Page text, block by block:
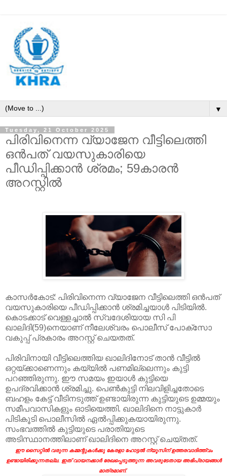
▼
Tuesday, 21 October 2025
പിരിവിനെന്ന വ്യാജേന വീട്ടിലെത്തി
ഒൻപത് വയസുകാരിയെ
പീഡിപ്പിക്കാൻ ശ്രമം; 59കാരൻ
അറസ്റ്റിൽ
കാസര്‍കോട്: പിരിവിനെന്ന വ്യാജേന വീട്ടിലെത്തി ഒന്‍പത്
വയസുകാരിയെ പീഡിപ്പിക്കാന്‍ ശ്രമിച്ചയാള്‍ പിടിയില്‍.
കൊടക്കാട് വെള്ളച്ചാല്‍ സ്വദേശിയായ സി പി
ഖാലിദി(59)നെയാണ് നീലേശ്വരം പൊലീസ് പോക്‌സോ
വകുപ്പ് പ്രകാരം അറസ്റ്റ് ചെയതത്.
പിരിവിനായി വീട്ടിലെത്തിയ ഖാലിദിനോട് താന്‍ വീട്ടില്‍
ഒറ്റയ്ക്കാണെന്നും കയ്യില്‍ പണമില്ലെന്നും കുട്ടി
പറഞ്ഞിരുന്നു. ഈ സമയം ഇയാള്‍ കുട്ടിയെ
ഉപദ്രവിക്കാന്‍ ശ്രമിച്ചു. പെണ്‍കുട്ടി നിലവിളിച്ചതോടെ
ബഹളം കേട്ട് വീടിനടുത്ത് ഉണ്ടായിരുന്ന കുട്ടിയുടെ ഉമ്മയും
സമീപവാസികളും ഓടിയെത്തി. ഖാലിദിനെ നാട്ടുകാര്‍
പിടികൂടി പൊലീസില്‍ ഏല്‍പ്പിക്കുകയായിരുന്നു.
സംഭവത്തില്‍ കുട്ടിയുടെ പരാതിയുടെ
അടിസ്ഥാനത്തിലാണ് ഖാലിദിനെ അറസ്റ്റ് ചെയ്തത്.
ഈ സൈറ്റിൽ വരുന്ന കമ്മന്റുകൾക്കു കേരളാ ഹോട്ടൽ ന്യൂസിന് ഉത്തരവാദിത്ത്വം
ഉണ്ടായിരിക്കുന്നതല്ല. ഇത് വായനക്കാർ രേഖപ്പെടുത്തുന്ന അവരുടേതായ അഭിപ്രായങ്ങൾ
മാത്രമാണ്.